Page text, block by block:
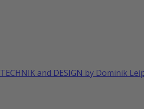
TECHNIK and DESIGN by Dominik